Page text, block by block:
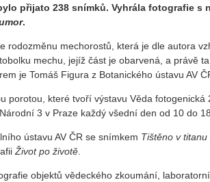
přijato 238 snímků. Vyhrála fotografie s
.
rodozměnu mechorostů, která je dle autora
mechu, jejíž část je obarvená, a právě
je Tomáš Figura z Botanického ústavu AV
porotou, které tvoří výstavu Věda fotogenická
3 v Praze každý všední den od 10 do
ústavu AV ČR se snímkem Tištěno v titanu
Život po životě.
objektů vědeckého zkoumání,